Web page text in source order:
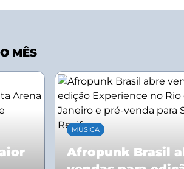
MÊS
MÚSICA
Afropunk Brasil